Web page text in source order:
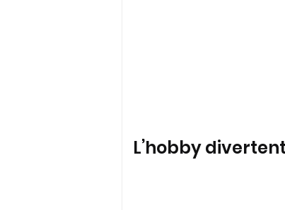
L’hobby